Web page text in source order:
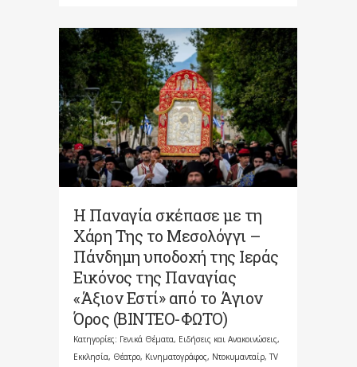
Η Παναγία σκέπασε με τη
Χάρη Της το Μεσολόγγι –
Πάνδημη υποδοχή της Ιεράς
Εικόνος της Παναγίας
«Άξιον Εστί» από το Άγιον
Όρος (ΒΙΝΤΕΟ-ΦΩΤΟ)
Κατηγορίες: Γενικά Θέματα, Ειδήσεις και Ανακοινώσεις,
Εκκλησία, Θέατρο, Κινηματογράφος, Ντοκυμανταίρ, TV